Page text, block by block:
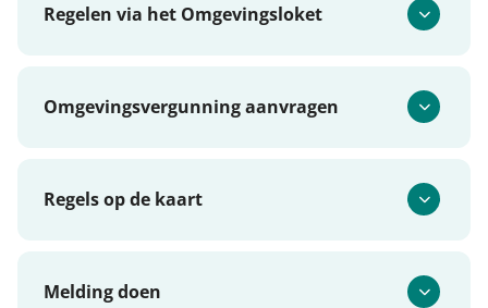
Regelen via het Omgevingsloket
Omgevingsvergunning aanvragen
Regels op de kaart
Melding doen